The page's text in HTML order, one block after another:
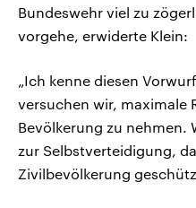
Bundeswehr viel zu
vorgehe, erwiderte Klein:
„Ich kenne diesen
versuchen wir, maximale
Bevölkerung zu nehmen.
zur Selbstverteidigung,
Zivilbevölkerung